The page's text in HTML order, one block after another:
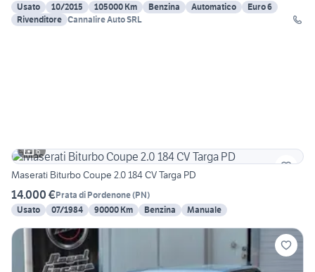
Usato
10/2015 105000 Km Benzina Automatico
Euro 6
Rivenditore Cannalire Auto SRL
6
Maserati Biturbo Coupe 2.0 184 CV Targa PD
14.000 €Prata di Pordenone(PN)
Usato
07/1984 90000 Km Benzina Manuale